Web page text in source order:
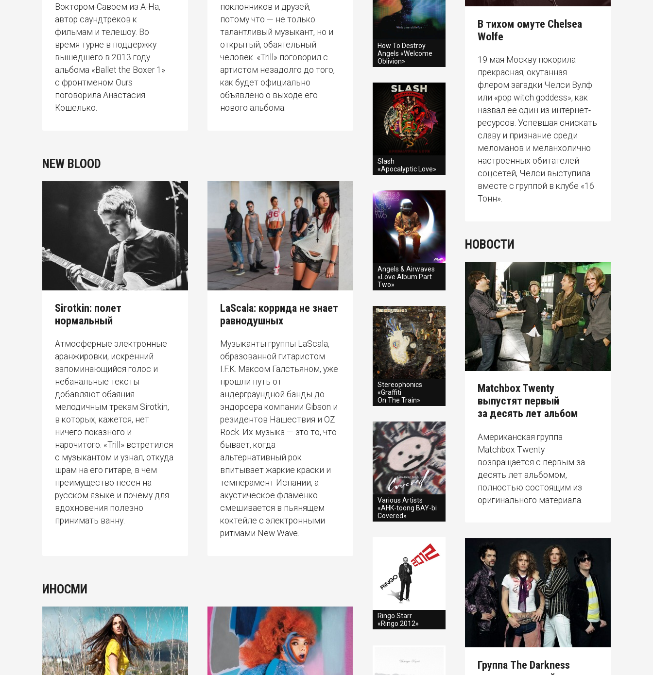
Воктором-Савоем из A-Ha,
автор саундтреков к
фильмам и телешоу. Во
время турне в поддержку
вышедшего в 2013 году
альбома «Ballet the Boxer 1»
с фронтменом Ours
поговорила Анастасия
Кошелько.
поклонников и друзей,
потому что — не только
талантливый музыкант, но и
открытый, обаятельный
человек. «Trill» поговорил с
артистом незадолго до того,
как будет официально
объявлено о выходе его
нового альбома.
NEW BLOOD
Sirotkin: полет
нормальный
Атмосферные электронные
аранжировки, искренний
запоминающийся голос и
небанальные тексты
добавляют обаяния
мелодичным трекам Sirotkin,
в которых, кажется, нет
ничего показного и
нарочитого. «Trill» встретился
с музыкантом и узнал, откуда
шрам на его гитаре, в чем
преимущество песен на
русском языке и почему для
вдохновения полезно
принимать ванну.
LaScala: коррида не знает
равнодушных
Музыканты группы LaScala,
образованной гитаристом
I.F.K. Максом Галстьяном, уже
прошли путь от
андерграундной банды до
эндорсера компании Gibson и
резидентов Нашествия и OZ
Rock. Их музыка — это то, что
бывает, когда
альтернативный рок
впитывает жаркие краски и
темперамент Испании, а
акустическое фламенко
смешивается в пьянящем
коктейле с электронными
ритмами New Wave.
ИНОСМИ
How To Destroy
Angels «Welcome
Oblivion»
Slash
«Apocalyptic Love»
Angels & Airwaves
«Love Album Part
Two»
Stereophonics
«Graffiti
On The Train»
Various Artists
«AHK-toong BAY-bi
Covered»
Ringo Starr
«Ringo 2012»
В тихом омуте Chelsea
Wolfe
19 мая Москву покорила
прекрасная, окутанная
флером загадки Челси Вулф
или «pop witch goddess», как
назвал ее один из интернет-
ресурсов. Успевшая снискать
славу и признание среди
меломанов и меланхолично
настроенных обитателей
соцсетей, Челси выступила
вместе с группой в клубе «16
Тонн».
НОВОСТИ
Matchbox Twenty
выпустят первый
за десять лет альбом
Американская группа
Matchbox Twenty
возвращается с первым за
десять лет альбомом,
полностью состоящим из
оригинального материала.
Группа The Darkness